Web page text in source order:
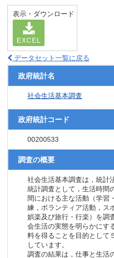
表示・ダウンロード
EXCEL
データセット一覧に戻る
政府統計名
社会生活基本調査
政府統計コード
00200533
調査の概要
社会生活基本調査は，統計
統計調査として，生活時間
間における主な活動（学習
練，ボランティア活動，ス
娯楽及び旅行・行楽）を調
会生活の実態を明らかにす
料を得ることを目的として
しています。
調査の結果は，仕事と生活